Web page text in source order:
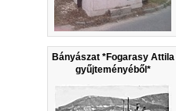
Bányászat *Fogarasy Attila
gyűjteményéből*